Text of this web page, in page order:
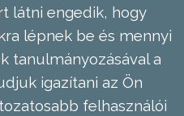
látni engedik, hogy
lépnek be és mennyi
tanulmányozásával a
igazítani az Ön
felhasználói